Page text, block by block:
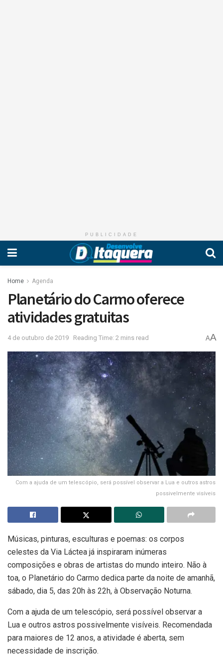
PUBLICIDADE
Home Agenda
Planetário do Carmo oferece
atividades gratuitas
4 de outubro de 2019 Reading Time: 2 mins read AA
Com a ajuda de um telescópio, será possível observar a Lua e outros astros
possivelmente visíveis
Músicas, pinturas, esculturas e poemas: os corpos
celestes da Via Láctea já inspiraram inúmeras
composições e obras de artistas do mundo inteiro. Não à
toa, o Planetário do Carmo dedica parte da noite de amanhã,
sábado, dia 5, das 20h às 22h, à Observação Noturna.
Com a ajuda de um telescópio, será possível observar a
Lua e outros astros possivelmente visíveis. Recomendada
para maiores de 12 anos, a atividade é aberta, sem
necessidade de inscrição.